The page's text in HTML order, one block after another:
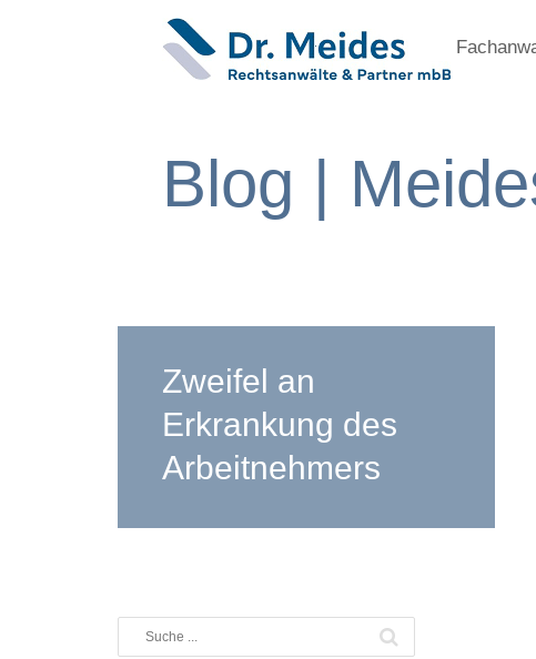
Blog |
Zweifel an
Erkrankung des
Arbeitnehmers